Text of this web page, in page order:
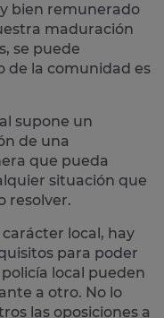
bien remunerado
maduración
se puede
de la comunidad es
supone un
de una
que pueda
situación que
resolver.
local, hay
para poder
local pueden
a otro. No lo
las oposiciones a